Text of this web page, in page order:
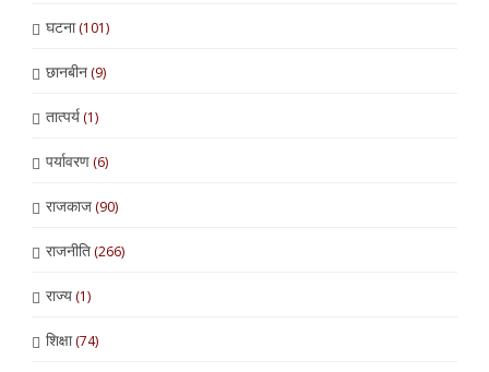
घटना(101)
छानबीन(9)
तात्पर्य(1)
पर्यावरण(6)
राजकाज(90)
राजनीति(266)
राज्य(1)
शिक्षा(74)